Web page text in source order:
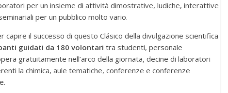
per un insieme di attività dimostrative, ludiche, interattive
per un pubblico molto vario.
capire il successo di questo Clásico della divulgazione scientifica
guidati da 180 volontari tra studenti, personale
gratuitamente nell’arco della giornata, decine di laboratori
la chimica, aule tematiche, conferenze e conferenze